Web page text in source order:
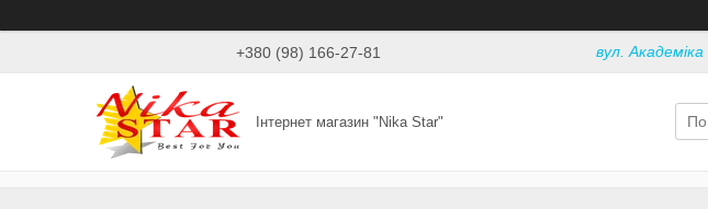
+380 (98) 166-27-81 вул.
Інтернет магазин "Nika Star"